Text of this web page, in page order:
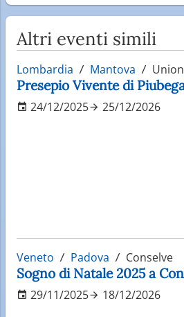
Altri eventi simili
Lombardia Mantova
Presepio Vivente di
24/12/2025 25/12/2026
Veneto Padova Conselve
Sogno di Natale 2025 a
29/11/2025 18/12/2026